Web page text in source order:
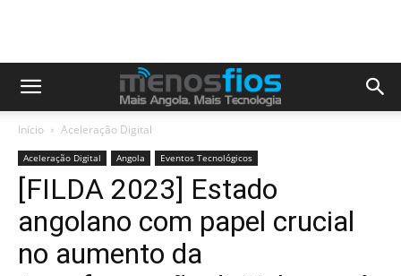
Início Aceleração Digital
Aceleração Digital Angola Eventos Tecnológicos
[FILDA 2023] Estado
angolano com papel crucial
no aumento da